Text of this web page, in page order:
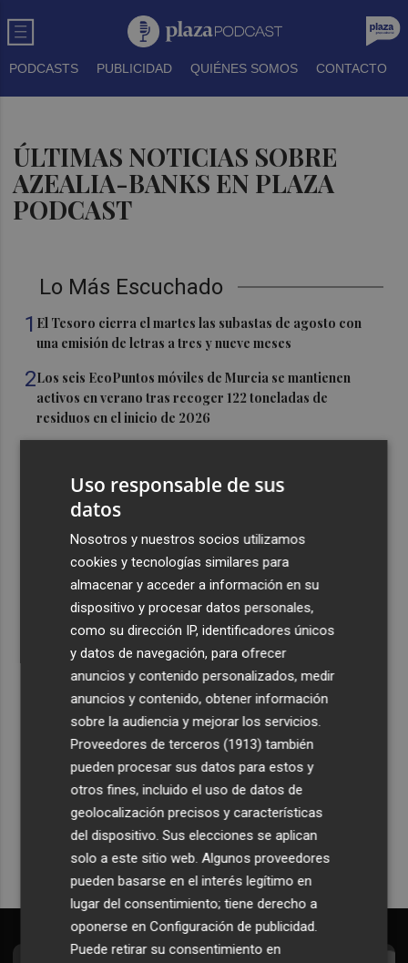
PODCASTS PUBLICIDAD QUIÉNES SOMOS CONTACTO
ÚLTIMAS NOTICIAS SOBRE
AZEALIA-BANKS EN PLAZA
PODCAST
Lo Más Escuchado
1 El Tesoro cierra el martes las subastas de agosto con
una emisión de letras a tres y nueve meses
2Los seis EcoPuntos móviles de Murcia se mantienen
activos en verano tras recoger 122 toneladas de
residuos en el inicio de 2026
Engarcerán
y esteriliza a cerca de 2.990 gatos
Luís Castro: "El equipo debe tener la identidad del club;
no tener miedo a nadie y, cuando tengamos que sufrir,
sufrir todos juntos”
Recibe toda la actualidad de
Plaza Podcast en tu correo
Quiero suscribirme
Uso responsable de sus
datos
Nosotros y nuestros socios utilizamos
cookies y tecnologías similares para
almacenar y acceder a información en su
dispositivo y procesar datos personales,
como su dirección IP, identificadores únicos
y datos de navegación, para ofrecer
anuncios y contenido personalizados, medir
anuncios y contenido, obtener información
sobre la audiencia y mejorar los servicios.
Proveedores de terceros (1913) también
pueden procesar sus datos para estos y
otros fines, incluido el uso de datos de
geolocalización precisos y características
del dispositivo. Sus elecciones se aplican
solo a este sitio web. Algunos proveedores
pueden basarse en el interés legítimo en
lugar del consentimiento; tiene derecho a
oponerse enConfiguración de publicidad.
Puede retirar su consentimiento en